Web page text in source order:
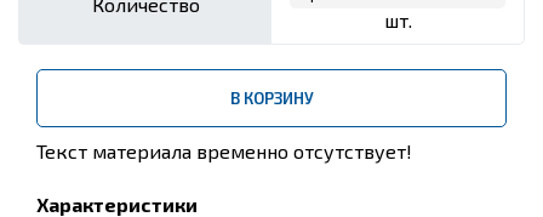
шт.
В КОРЗИНУ
Текст материала временно отсутствует!
Характеристики